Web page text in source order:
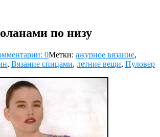
по низу
0Метки: ажурное вязание,
, Вязание спицами, летние вещи, Пуловер